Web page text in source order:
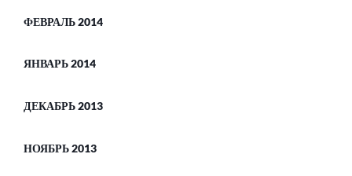
ФЕВРАЛЬ 2014
ЯНВАРЬ 2014
ДЕКАБРЬ 2013
НОЯБРЬ 2013